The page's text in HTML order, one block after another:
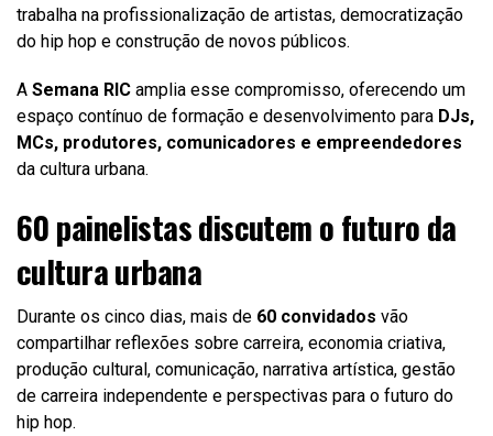
trabalha na profissionalização de artistas, democratização
do hip hop e construção de novos públicos.
A Semana RIC amplia esse compromisso, oferecendo um
espaço contínuo de formação e desenvolvimento para DJs,
MCs, produtores, comunicadores e empreendedores
da cultura urbana.
60 painelistas discutem o futuro da
cultura urbana
Durante os cinco dias, mais de 60 convidados vão
compartilhar reflexões sobre carreira, economia criativa,
produção cultural, comunicação, narrativa artística, gestão
de carreira independente e perspectivas para o futuro do
hip hop.